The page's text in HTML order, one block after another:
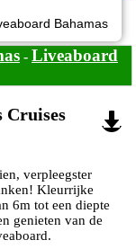
Bahamas
- Liveaboard
Cruises
verpleegster
Kleurrijke
6m tot een diepte
genieten van de